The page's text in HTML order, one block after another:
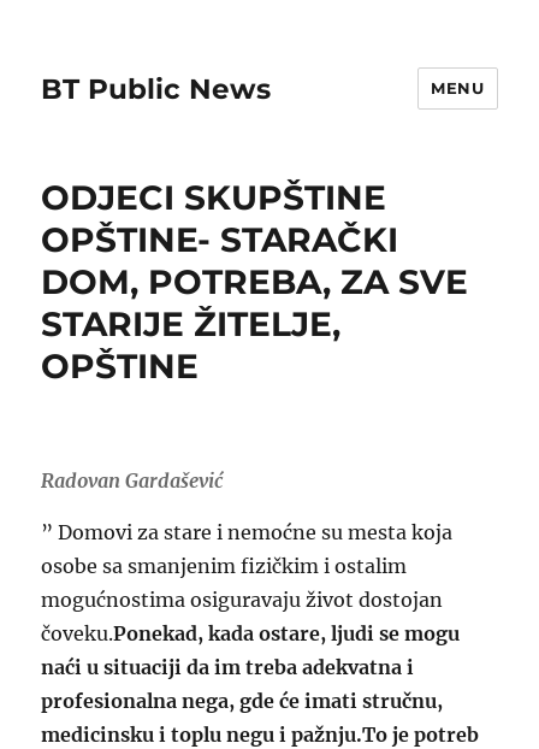
BT Public News MENU
ODJECI SKUPŠTINE
OPŠTINE- STARAČKI
DOM, POTREBA, ZA SVE
STARIJE ŽITELJE,
OPŠTINE
Radovan Gardašević
” Domovi za stare i nemoćne su mesta koja
osobe sa smanjenim fizičkim i ostalim
mogućnostima osiguravaju život dostojan
čoveku.Ponekad, kada ostare, ljudi se mogu
naći u situaciji da im treba adekvatna i
profesionalna nega, gde će imati stručnu,
medicinsku i toplu negu i pažnju.To je potreb